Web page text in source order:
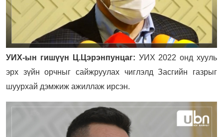
УИХ-ын гишүүн Ц.Цэрэнпунцаг: УИХ 2022 онд хууль
эрх зүйн орчныг сайжруулах чиглэлд Засгийн газрыг
шуурхай дэмжиж ажиллаж ирсэн.